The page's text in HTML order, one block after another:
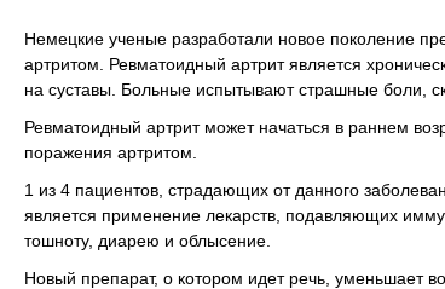
Немецкие ученые разработали новое поколение
артритом. Ревматоидный артрит является
на суставы. Больные испытывают страшные боли,
Ревматоидный артрит может начаться в раннем
поражения артритом.
1 из 4 пациентов, страдающих от данного
является применение лекарств, подавляющих
тошноту, диарею и облысение.
Новый препарат, о котором идет речь, уменьшает